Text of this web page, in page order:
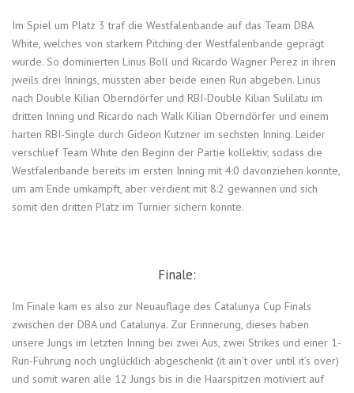
Im Spiel um Platz 3 traf die Westfalenbande auf das Team DBA
White, welches von starkem Pitching der Westfalenbande geprägt
wurde. So dominierten Linus Boll und Ricardo Wagner Perez in ihren
jweils drei Innings, mussten aber beide einen Run abgeben. Linus
nach Double Kilian Oberndörfer und RBI-Double Kilian Sulilatu im
dritten Inning und Ricardo nach Walk Kilian Oberndörfer und einem
harten RBI-Single durch Gideon Kutzner im sechsten Inning. Leider
verschlief Team White den Beginn der Partie kollektiv, sodass die
Westfalenbande bereits im ersten Inning mit 4:0 davonziehen konnte,
um am Ende umkämpft, aber verdient mit 8:2 gewannen und sich
somit den dritten Platz im Turnier sichern konnte.
Finale:
Im Finale kam es also zur Neuauflage des Catalunya Cup Finals
zwischen der DBA und Catalunya. Zur Erinnerung, dieses haben
unsere Jungs im letzten Inning bei zwei Aus, zwei Strikes und einer 1-
Run-Führung noch unglücklich abgeschenkt (it ain’t over until it’s over)
und somit waren alle 12 Jungs bis in die Haarspitzen motiviert auf